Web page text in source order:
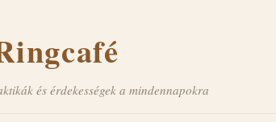
és érdekességek a mindennapokra